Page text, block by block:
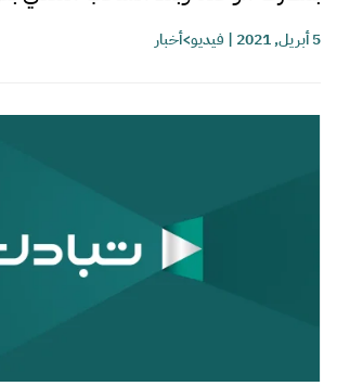
5 أبريل, 2021 | فيديو>أخبار